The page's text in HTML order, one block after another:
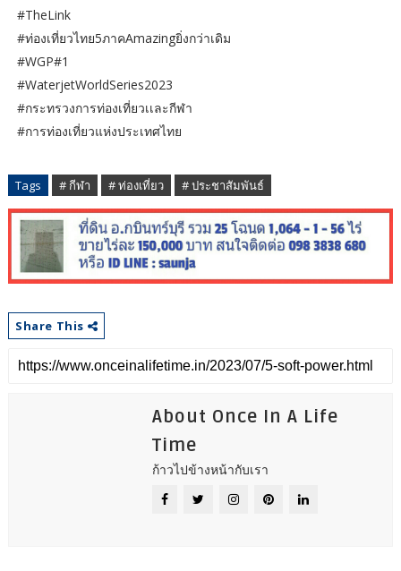
#TheLink
#ท่องเที่ยวไทย5ภาคAmazingยิ่งกว่าเดิม
#WGP#1
#WaterjetWorldSeries2023
#กระทรวงการท่องเที่ยวเเละกีฬา
#การท่องเที่ยวแห่งประเทศไทย
Tags # กีฬา # ท่องเที่ยว # ประชาสัมพันธ์
Share This
About Once In A Life
Time
ก้าวไปข้างหน้ากับเรา